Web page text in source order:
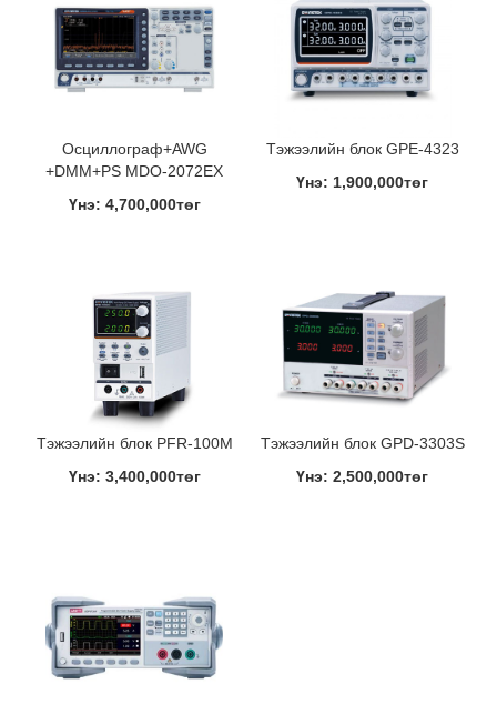
Осциллограф+AWG
+DMM+PS MDO-2072EX
Үнэ: 4,700,000төг
Тэжээлийн блок GPE-4323
Үнэ: 1,900,000төг
Тэжээлийн блок PFR-100M
Үнэ: 3,400,000төг
Тэжээлийн блок GPD-3303S
Үнэ: 2,500,000төг